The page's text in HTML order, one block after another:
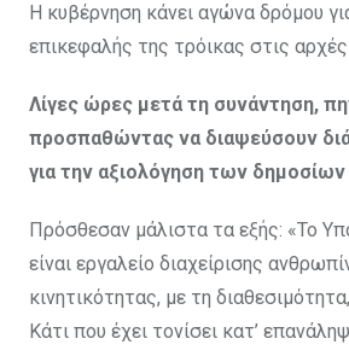
Η κυβέρνηση κάνει αγώνα δρόμου
επικεφαλής της τρόικας στις
Λίγες ώρες μετά τη συνάντηση,
προσπαθώντας να διαψεύσουν
για την αξιολόγηση των
Πρόσθεσαν μάλιστα τα εξής: «Το
είναι εργαλείο διαχείρισης
κινητικότητας, με τη
Κάτι που έχει τονίσει κατ’